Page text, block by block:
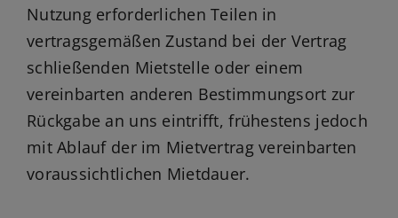
Nutzung erforderlichen Teilen in
vertragsgemäßen Zustand bei der Vertrag
schließenden Mietstelle oder einem
vereinbarten anderen Bestimmungsort zur
Rückgabe an uns eintrifft, frühestens jedoch
mit Ablauf der im Mietvertrag vereinbarten
voraussichtlichen Mietdauer.